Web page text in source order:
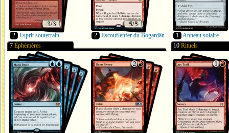
2 Esprit souterrain 2 Escouflenfer du Bogardân 1 Anneau solaire
7 Éphémères 10 Rituels